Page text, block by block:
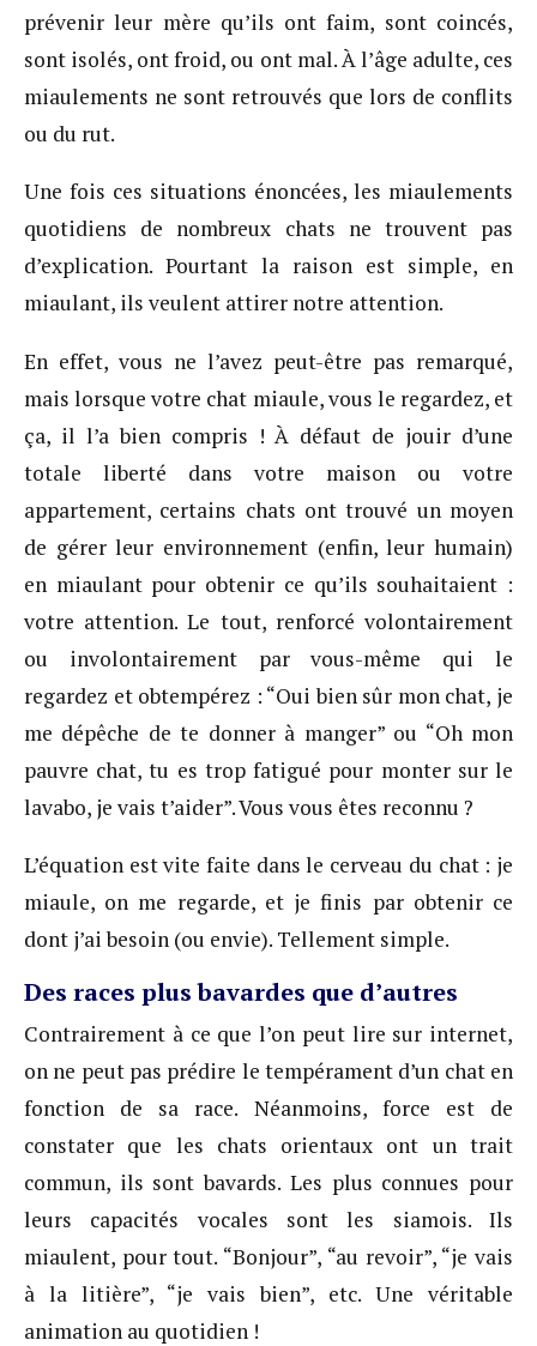
prévenir leur mère qu’ils ont faim, sont coincés,
sont isolés, ont froid, ou ont mal. À l’âge adulte, ces
miaulements ne sont retrouvés que lors de conflits
ou du rut.
Une fois ces situations énoncées, les miaulements
quotidiens de nombreux chats ne trouvent pas
d’explication. Pourtant la raison est simple, en
miaulant, ils veulent attirer notre attention.
En effet, vous ne l’avez peut-être pas remarqué,
mais lorsque votre chat miaule, vous le regardez, et
ça, il l’a bien compris ! À défaut de jouir d’une
totale liberté dans votre maison ou votre
appartement, certains chats ont trouvé un moyen
de gérer leur environnement (enfin, leur humain)
en miaulant pour obtenir ce qu’ils souhaitaient :
votre attention. Le tout, renforcé volontairement
ou involontairement par vous-même qui le
regardez et obtempérez : “Oui bien sûr mon chat, je
me dépêche de te donner à manger” ou “Oh mon
pauvre chat, tu es trop fatigué pour monter sur le
lavabo, je vais t’aider”. Vous vous êtes reconnu ?
L’équation est vite faite dans le cerveau du chat : je
miaule, on me regarde, et je finis par obtenir ce
dont j’ai besoin (ou envie). Tellement simple.
Des races plus bavardes que d’autres
Contrairement à ce que l’on peut lire sur internet,
on ne peut pas prédire le tempérament d’un chat en
fonction de sa race. Néanmoins, force est de
constater que les chats orientaux ont un trait
commun, ils sont bavards. Les plus connues pour
leurs capacités vocales sont les siamois. Ils
miaulent, pour tout. “Bonjour”, “au revoir”, “je vais
à la litière”, “je vais bien”, etc. Une véritable
animation au quotidien !